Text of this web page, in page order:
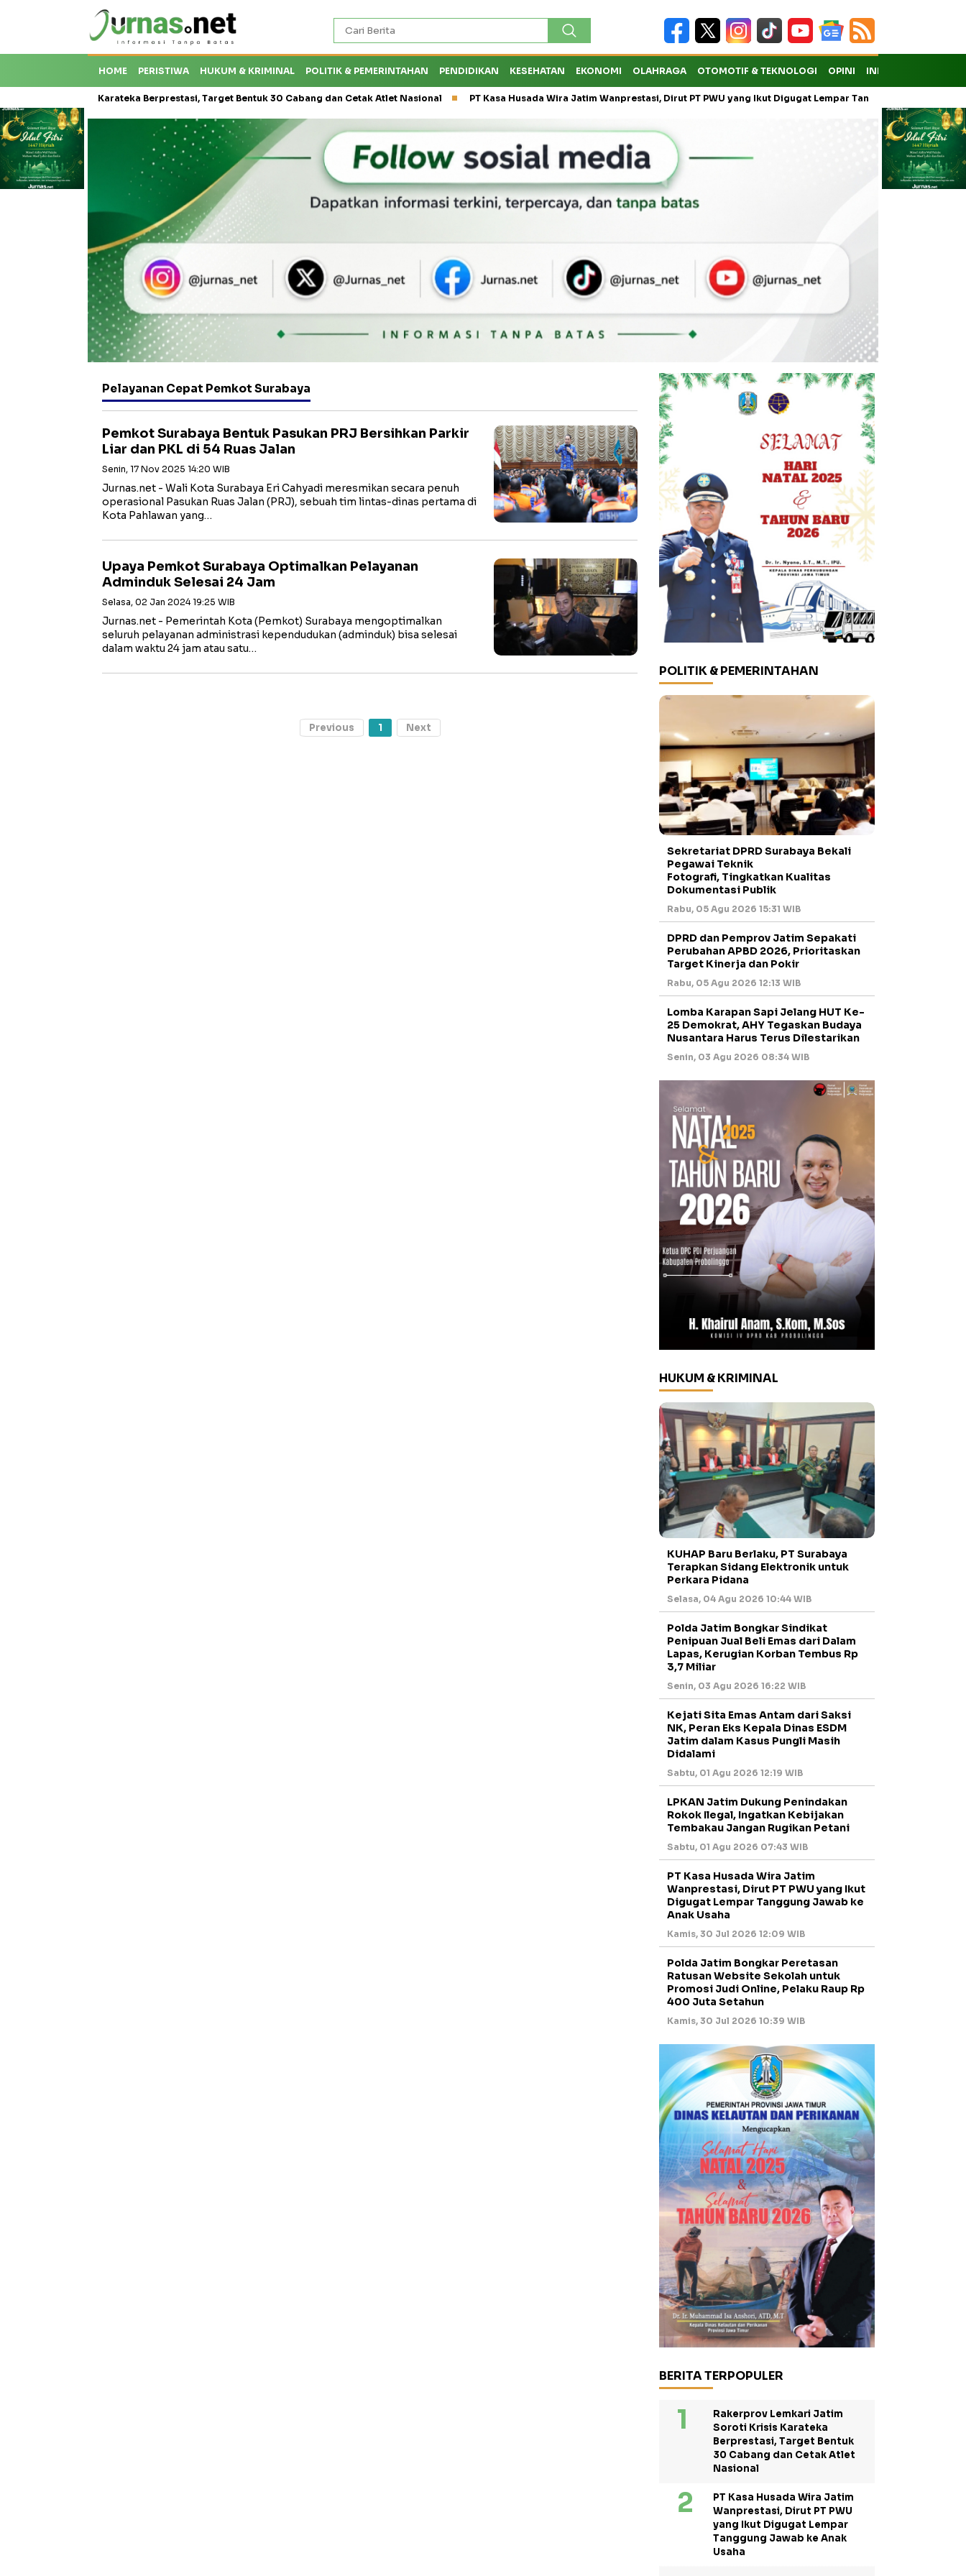
HOME PERISTIWA HUKUM & KRIMINAL POLITIK & PEMERINTAHAN PENDIDIKAN KESEHATAN EKONOMI OLAHRAGA OTOMOTIF & TEKNOLOGI OPINI INDEKS
Krisis Karateka Berprestasi, Target Bentuk 30 Cabang dan Cetak Atlet Nasional PT Kasa Husada Wira Jatim Wanprestasi, Dirut PT PWU yang Ikut Digugat Lempar Tanggung Jawab ke Anak Usaha
Pelayanan Cepat Pemkot Surabaya
Pemkot Surabaya Bentuk Pasukan PRJ Bersihkan Parkir
Liar dan PKL di 54 Ruas Jalan
Senin, 17 Nov 2025 14:20 WIB
Jurnas.net - Wali Kota Surabaya Eri Cahyadi meresmikan secara penuh
operasional Pasukan Ruas Jalan (PRJ), sebuah tim lintas-dinas pertama di
Kota Pahlawan yang…
Upaya Pemkot Surabaya Optimalkan Pelayanan
Adminduk Selesai 24 Jam
Selasa, 02 Jan 2024 19:25 WIB
Jurnas.net - Pemerintah Kota (Pemkot) Surabaya mengoptimalkan
seluruh pelayanan administrasi kependudukan (adminduk) bisa selesai
dalam waktu 24 jam atau satu…
Previous 1 Next
POLITIK & PEMERINTAHAN
Sekretariat DPRD Surabaya Bekali
Pegawai Teknik
Fotografi, Tingkatkan Kualitas
Dokumentasi Publik
Rabu, 05 Agu 2026 15:31 WIB
DPRD dan Pemprov Jatim Sepakati
Perubahan APBD 2026, Prioritaskan
Target Kinerja dan Pokir
Rabu, 05 Agu 2026 12:13 WIB
Lomba Karapan Sapi Jelang HUT Ke-
25 Demokrat, AHY Tegaskan Budaya
Nusantara Harus Terus Dilestarikan
Senin, 03 Agu 2026 08:34 WIB
HUKUM & KRIMINAL
KUHAP Baru Berlaku, PT Surabaya
Terapkan Sidang Elektronik untuk
Perkara Pidana
Selasa, 04 Agu 2026 10:44 WIB
Polda Jatim Bongkar Sindikat
Penipuan Jual Beli Emas dari Dalam
Lapas, Kerugian Korban Tembus Rp
3,7 Miliar
Senin, 03 Agu 2026 16:22 WIB
Kejati Sita Emas Antam dari Saksi
NK, Peran Eks Kepala Dinas ESDM
Jatim dalam Kasus Pungli Masih
Didalami
Sabtu, 01 Agu 2026 12:19 WIB
LPKAN Jatim Dukung Penindakan
Rokok Ilegal, Ingatkan Kebijakan
Tembakau Jangan Rugikan Petani
Sabtu, 01 Agu 2026 07:43 WIB
PT Kasa Husada Wira Jatim
Wanprestasi, Dirut PT PWU yang Ikut
Digugat Lempar Tanggung Jawab ke
Anak Usaha
Kamis, 30 Jul 2026 12:09 WIB
Polda Jatim Bongkar Peretasan
Ratusan Website Sekolah untuk
Promosi Judi Online, Pelaku Raup Rp
400 Juta Setahun
Kamis, 30 Jul 2026 10:39 WIB
BERITA TERPOPULER
Rakerprov Lemkari Jatim
Soroti Krisis Karateka
Berprestasi, Target Bentuk
30 Cabang dan Cetak Atlet
Nasional
PT Kasa Husada Wira Jatim
Wanprestasi, Dirut PT PWU
yang Ikut Digugat Lempar
Tanggung Jawab ke Anak
Usaha